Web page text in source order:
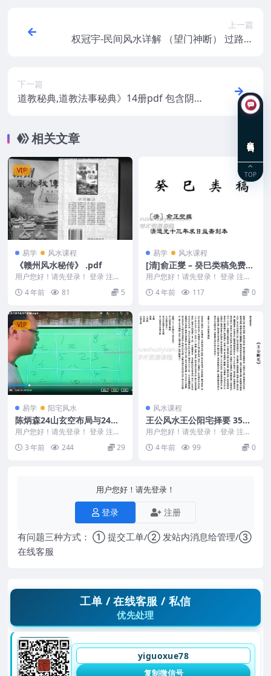
上一篇
权冠宇-民间风水详解 （望门神断） 过路阴
下一篇
道教秘典,道教法事秘典》14册pdf 包含阴
相关文章
VIP
易学 风水课程
《赣州风水秘传》 .pdf
用户您好！请先登录！ 登录 注册
编号：MY2212-200-62 《赣州风
水秘...4 年前 81 5
易学 风水课程
[清]俞正燮 – 癸巳类稿免费下
载
用户您好！请先登录！ 登录 注册
[清]俞正燮 – 癸巳类稿 编号：...
4 年前 117 0
VIP
易学 阳宅风水
陈炳森24山玄空布局与24山
三合水法视频+现场41集
用户您好！请先登录！ 登录 注册
陈炳森24山玄空布局与24山三合
水法，共41集...
3 年前 244 29
风水课程
王公风水王公阳宅择要 35页
免费下载
用户您好！请先登录！ 登录 注册
王公风水学：王公断宅 35页 风水
择日pdf可...
4 年前 99 0
用户您好！请先登录！
登录 注册
有问题三种方式： ① 提交工单/② 发站内消息给管理/③
在线客服
工单 / 在线客服 / 私信
优先处理
yiguoxue78
复制微信号
TOP